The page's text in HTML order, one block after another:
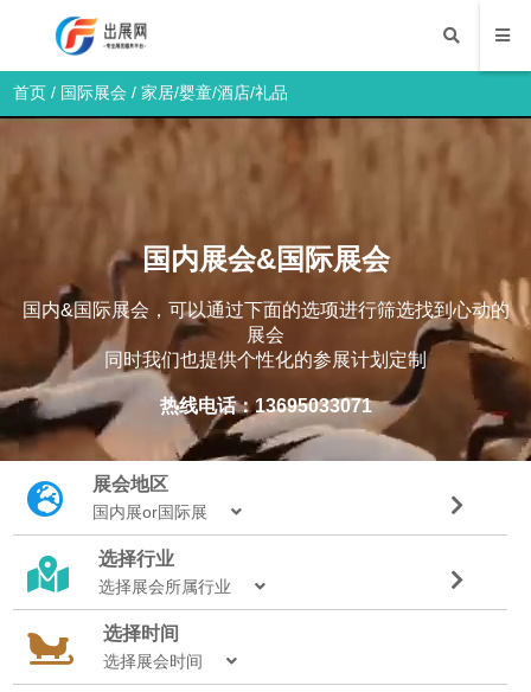
首页 / 国际展会 /家居/婴童/酒店/礼品
国内展会&国际展会
国内&国际展会，可以通过下面的选项进行筛选找到心动的
展会
同时我们也提供个性化的参展计划定制
热线电话：13695033071
展会地区
国内展or国际展
选择行业
选择展会所属行业
选择时间
选择展会时间